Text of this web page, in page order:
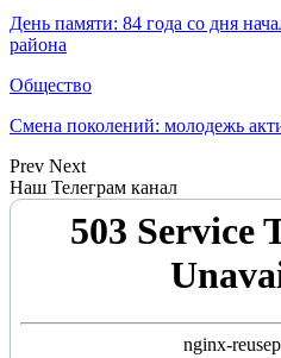
День памяти: 84 года со дня
района
Общество
Смена поколений: молодежь
Prev Next
Наш Телеграм канал